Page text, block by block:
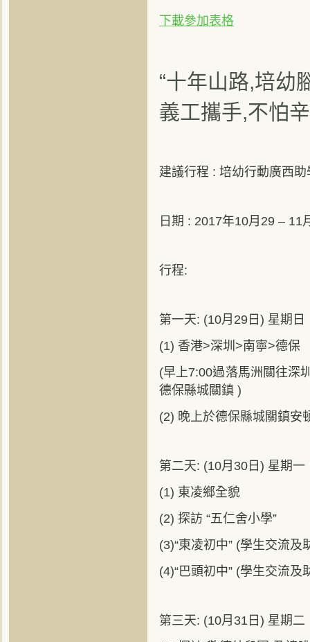
下載參加表格
“十年山路,培
義工攜手,不怕
建議行程 : 培幼行動廣西
日期 : 2017年10月29 – 11
行程:
第一天: (10月29日) 星期日
(1) 香港>深圳>南寧>德保
(早上7:00過落馬洲關往深
德保縣城關鎮 )
(2) 晚上於德保縣城關鎮安
第二天: (10月30日) 星期一
(1) 東凌鄉全貌
(2) 探訪 “五仁舍小學”
(3)“東凌初中” (學生交流及
(4)“巴頭初中” (學生交流及
第三天: (10月31日) 星期二